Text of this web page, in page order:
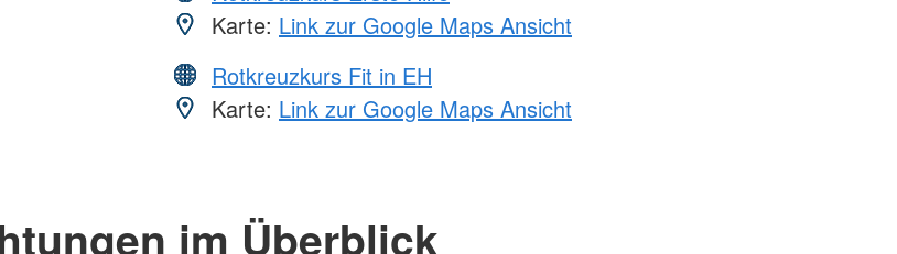
Karte: Link zur Google Maps Ansicht
Rotkreuzkurs Fit in EH
Karte: Link zur Google Maps Ansicht
im Überblick